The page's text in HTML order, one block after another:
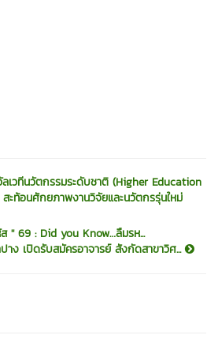
ลเวทีนวัตกรรมระดับชาติ (Higher Education
ะท้อนศักยภาพงานวิจัยและนวัตกรรุ่นใหม่
'' 69 : Did you Know…ลืมรห...
าง เปิดรับสมัครอาจารย์ สังกัดสาขาวิศ...